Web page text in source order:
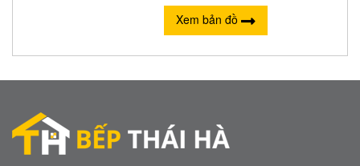
Xem bản đồ